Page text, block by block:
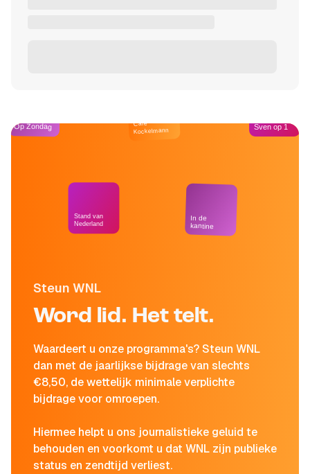
Steun WNL
Word lid. Het telt.
Waardeert u onze programma's? Steun WNL
dan met de jaarlijkse bijdrage van slechts
€8,50, de wettelijk minimale verplichte
bijdrage voor omroepen.
Hiermee helpt u ons journalistieke geluid te
behouden en voorkomt u dat WNL zijn publieke
status en zendtijd verliest.
Op Zondag
Stand van
Nederland
Café
Kockelmann
In de
kantine
Sven op 1